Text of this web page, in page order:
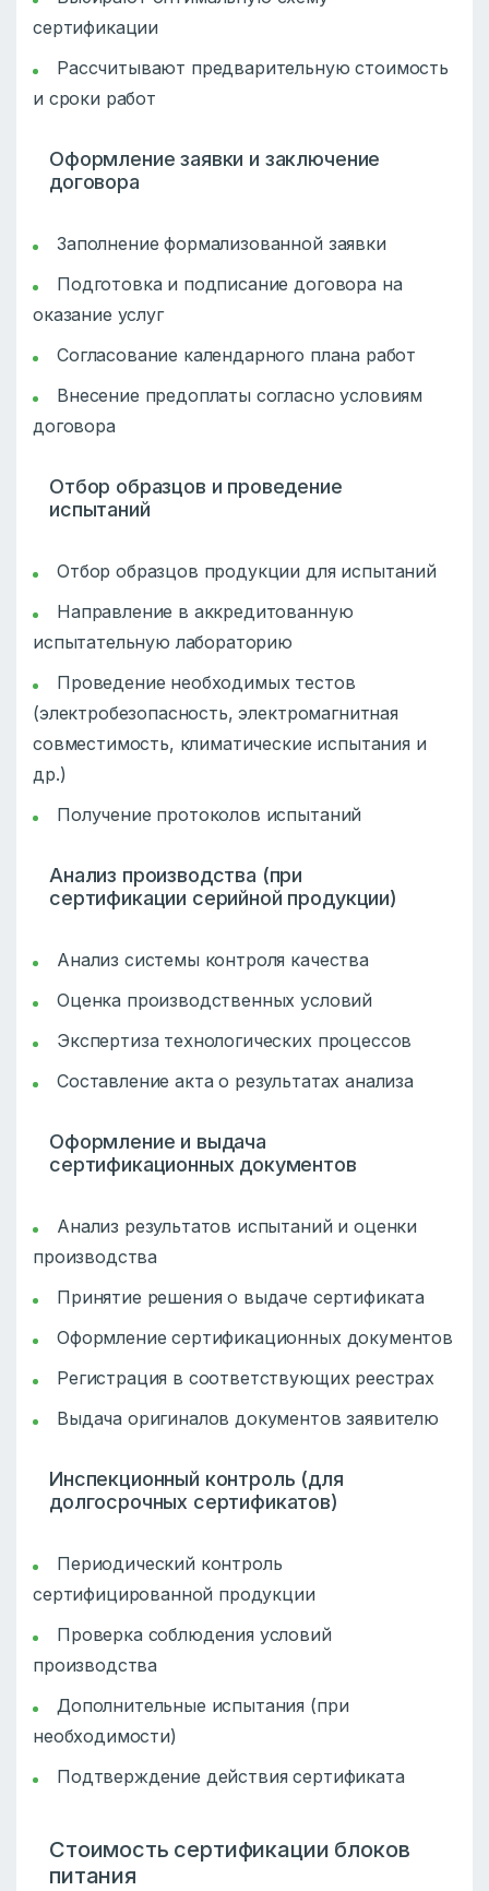
сертификации
Рассчитывают предварительную стоимость
и сроки работ
Оформление заявки и заключение
договора
Заполнение формализованной заявки
Подготовка и подписание договора на
оказание услуг
Согласование календарного плана работ
Внесение предоплаты согласно условиям
договора
Отбор образцов и проведение
испытаний
Отбор образцов продукции для испытаний
Направление в аккредитованную
испытательную лабораторию
Проведение необходимых тестов
(электробезопасность, электромагнитная
совместимость, климатические испытания и
др.)
Получение протоколов испытаний
Анализ производства (при
сертификации серийной продукции)
Анализ системы контроля качества
Оценка производственных условий
Экспертиза технологических процессов
Составление акта о результатах анализа
Оформление и выдача
сертификационных документов
Анализ результатов испытаний и оценки
производства
Принятие решения о выдаче сертификата
Оформление сертификационных документов
Регистрация в соответствующих реестрах
Выдача оригиналов документов заявителю
Инспекционный контроль (для
долгосрочных сертификатов)
Периодический контроль
сертифицированной продукции
Проверка соблюдения условий
производства
Дополнительные испытания (при
необходимости)
Подтверждение действия сертификата
Стоимость сертификации блоков
питания